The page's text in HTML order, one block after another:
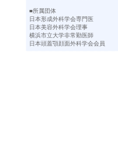
■所属団体
日本形成外科学会専門医
日本美容外科学会理事
横浜市立大学非常勤医師
日本頭蓋顎顔面外科学会会員